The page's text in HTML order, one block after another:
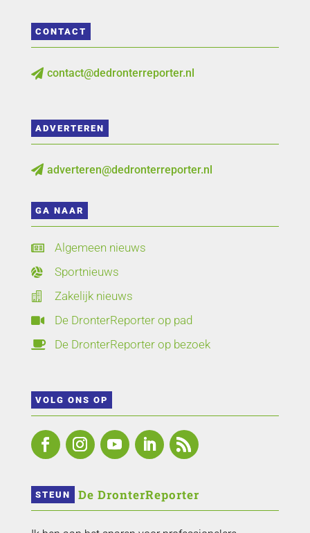
CONTACT
 contact@dedronterreporter.nl
ADVERTEREN
 adverteren@dedronterreporter.nl
GA NAAR
 Algemeen nieuws
 Sportnieuws
 Zakelijk nieuws
 De DronterReporter op pad
 De DronterReporter op bezoek
VOLG ONS OP
STEUN De DronterReporter